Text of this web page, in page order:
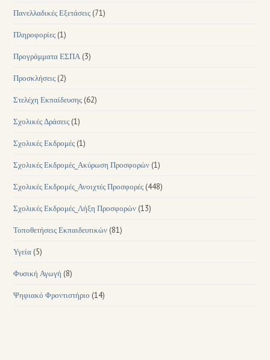
Πανελλαδικές Εξετάσεις (71)
Πληροφορίες (1)
Προγράμματα ΕΣΠΑ (3)
Προσκλήσεις (2)
Στελέχη Εκπαίδευσης (62)
Σχολικές Δράσεις (1)
Σχολικές Εκδρομές (1)
Σχολικές Εκδρομές_Ακύρωση Προσφορών (1)
Σχολικές Εκδρομές_Ανοιχτές Προσφορές (448)
Σχολικές Εκδρομές_Λήξη Προσφορών (13)
Τοποθετήσεις Εκπαιδευτικών (81)
Υγεία (5)
Φυσική Αγωγή (8)
Ψηφιακό Φροντιστήριο (14)